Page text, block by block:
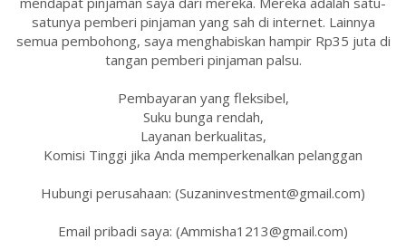
satunya pemberi pinjaman yang sah di internet. Lainnya
semua pembohong, saya menghabiskan hampir Rp35 juta di
tangan pemberi pinjaman palsu.
Pembayaran yang fleksibel,
Suku bunga rendah,
Layanan berkualitas,
Komisi Tinggi jika Anda memperkenalkan pelanggan
Hubungi perusahaan: (Suzaninvestment@gmail.com)
Email pribadi saya: (Ammisha1213@gmail.com)